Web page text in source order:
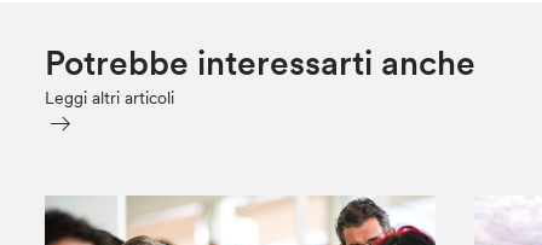
Potrebbe interessarti anche
Leggi altri articoli